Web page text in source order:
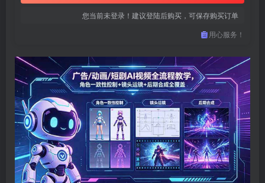
您当前未登录！建议登陆后购买，可保存购买订单
用心服务！